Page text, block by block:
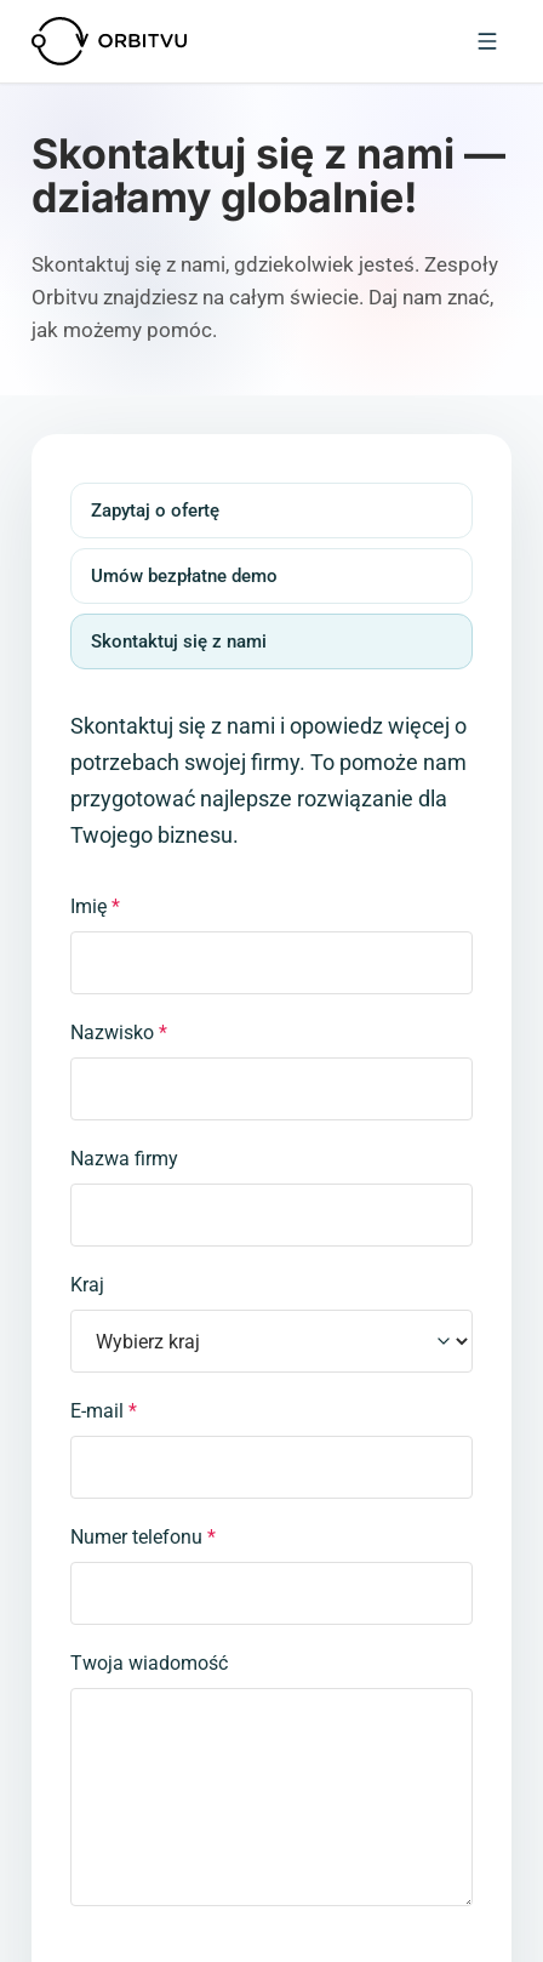
Skontaktuj się z nami —
działamy globalnie!
Skontaktuj się z nami, gdziekolwiek jesteś. Zespoły
Orbitvu znajdziesz na całym świecie. Daj nam znać,
jak możemy pomóc.
Zapytaj o ofertę
Umów bezpłatne demo
Skontaktuj się z nami
Skontaktuj się z nami i opowiedz więcej o
potrzebach swojej firmy. To pomoże nam
przygotować najlepsze rozwiązanie dla
Twojego biznesu.
Imię *
Nazwisko *
Nazwa firmy
Kraj
E-mail *
Numer telefonu *
Twoja wiadomość